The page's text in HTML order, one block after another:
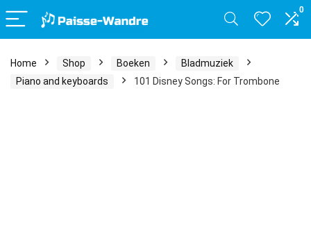
0
Home Shop Boeken
Bladmuziek
Piano and keyboards
101 Disney Songs: For Trombone